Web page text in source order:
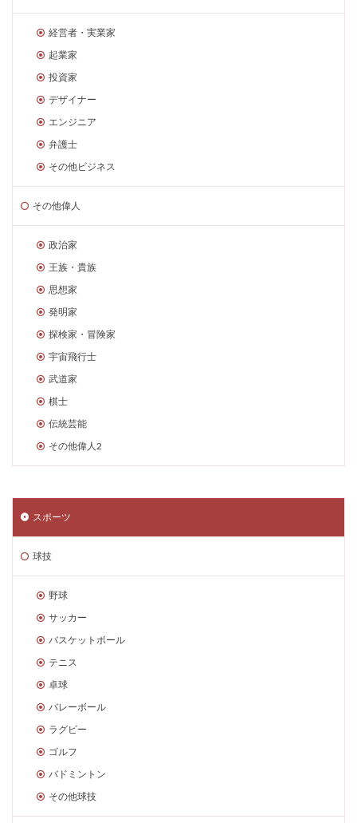
経営者・実業家
起業家
投資家
デザイナー
エンジニア
弁護士
その他ビジネス
その他偉人
政治家
王族・貴族
思想家
発明家
探検家・冒険家
宇宙飛行士
武道家
棋士
伝統芸能
その他偉人2
スポーツ
球技
野球
サッカー
バスケットボール
テニス
卓球
バレーボール
ラグビー
ゴルフ
バドミントン
その他球技